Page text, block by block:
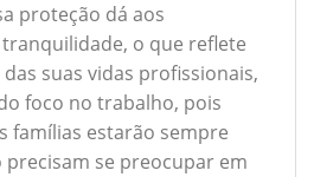
proteção dá aos
o que reflete
suas vidas profissionais,
foco no trabalho, pois
famílias estarão sempre
precisam se preocupar em